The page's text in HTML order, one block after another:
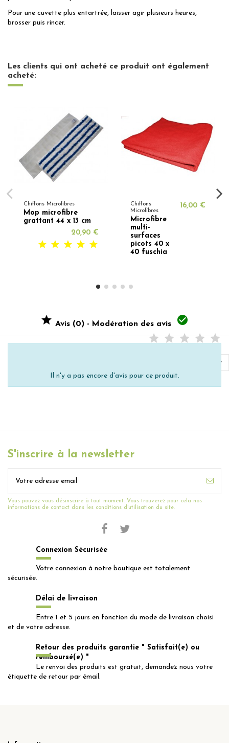
Pour une cuvette plus entartrée, laisser agir plusieurs heures,
brosser puis rincer.
Les clients qui ont acheté ce produit ont également
acheté:
Chiffons Microfibres
Mop microfibre
grattant 44 x 13 cm
20,90 €
Chiffons
Microfibres
Microfibre
multi-
surfaces
picots 40 x
40 fuschia
16,00 €
 Avis (0) - Modération des avis 

Il n'y a pas encore d'avis pour ce produit.
S'inscrire à la newsletter
Vous pouvez vous désinscrire à tout moment. Vous trouverez pour cela nos
informations de contact dans les conditions d'utilisation du site.
Connexion Sécurisée
Votre connexion à notre boutique est totalement
sécurisée.
Délai de livraison
Entre 1 et 5 jours en fonction du mode de livraison choisi
et de votre adresse.
Retour des produits garantie " Satisfait(e) ou
remboursé(e) "
Le renvoi des produits est gratuit, demandez nous votre
étiquette de retour par émail.